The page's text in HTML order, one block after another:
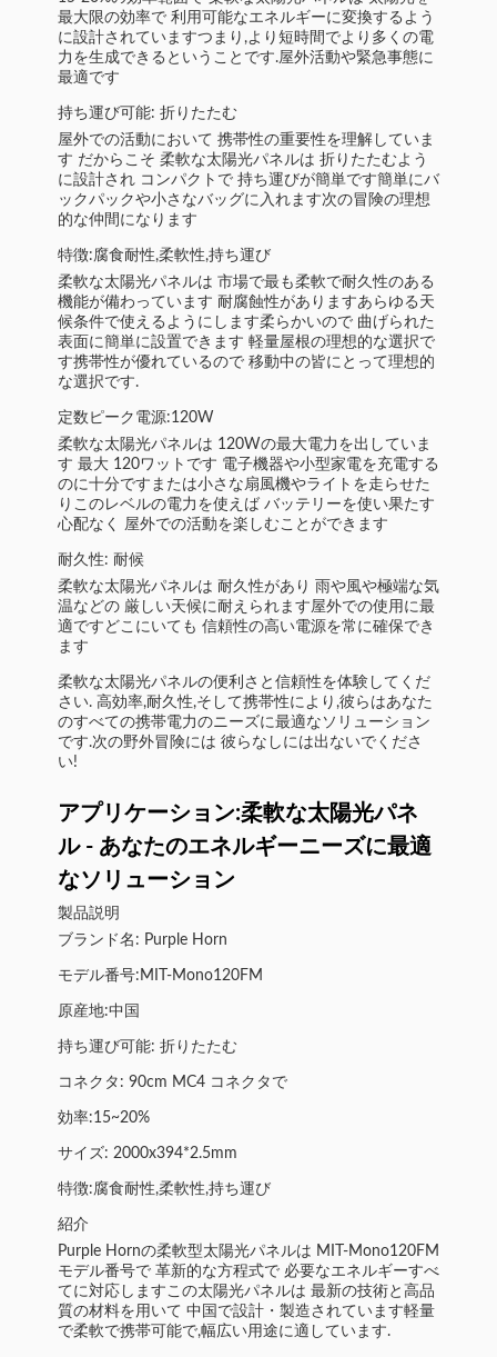
最大限の効率で 利用可能なエネルギーに変換するよう
に設計されていますつまり,より短時間でより多くの電
力を生成できるということです.屋外活動や緊急事態に
最適です
持ち運び可能: 折りたたむ
屋外での活動において 携帯性の重要性を理解していま
す だからこそ 柔軟な太陽光パネルは 折りたたむよう
に設計され コンパクトで 持ち運びが簡単です簡単にバ
ックパックや小さなバッグに入れます次の冒険の理想
的な仲間になります
特徴:腐食耐性,柔軟性,持ち運び
柔軟な太陽光パネルは 市場で最も柔軟で耐久性のある
機能が備わっています 耐腐蝕性がありますあらゆる天
候条件で使えるようにします柔らかいので 曲げられた
表面に簡単に設置できます 軽量屋根の理想的な選択で
す携帯性が優れているので 移動中の皆にとって理想的
な選択です.
定数ピーク電源:120W
柔軟な太陽光パネルは 120Wの最大電力を出していま
す 最大 120ワットです 電子機器や小型家電を充電する
のに十分ですまたは小さな扇風機やライトを走らせた
りこのレベルの電力を使えば バッテリーを使い果たす
心配なく 屋外での活動を楽しむことができます
耐久性: 耐候
柔軟な太陽光パネルは 耐久性があり 雨や風や極端な気
温などの 厳しい天候に耐えられます屋外での使用に最
適ですどこにいても 信頼性の高い電源を常に確保でき
ます
柔軟な太陽光パネルの便利さと信頼性を体験してくだ
さい. 高効率,耐久性,そして携帯性により,彼らはあなた
のすべての携帯電力のニーズに最適なソリューション
です.次の野外冒険には 彼らなしには出ないでくださ
い!
アプリケーション:柔軟な太陽光パネ
ル - あなたのエネルギーニーズに最適
なソリューション
製品説明
ブランド名: Purple Horn
モデル番号:MIT-Mono120FM
原産地:中国
持ち運び可能: 折りたたむ
コネクタ: 90cm MC4 コネクタで
効率:15~20%
サイズ: 2000x394*2.5mm
特徴:腐食耐性,柔軟性,持ち運び
紹介
Purple Hornの柔軟型太陽光パネルは MIT-Mono120FM
モデル番号で 革新的な方程式で 必要なエネルギーすべ
てに対応しますこの太陽光パネルは 最新の技術と高品
質の材料を用いて 中国で設計・製造されています軽量
で柔軟で携帯可能で,幅広い用途に適しています.